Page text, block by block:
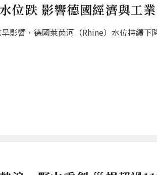
位跌 影響德國經濟與工業
影響，德國萊茵河（Rhine）水位持續